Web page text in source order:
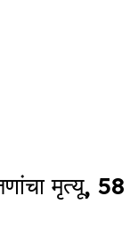
मृत्यू, 58